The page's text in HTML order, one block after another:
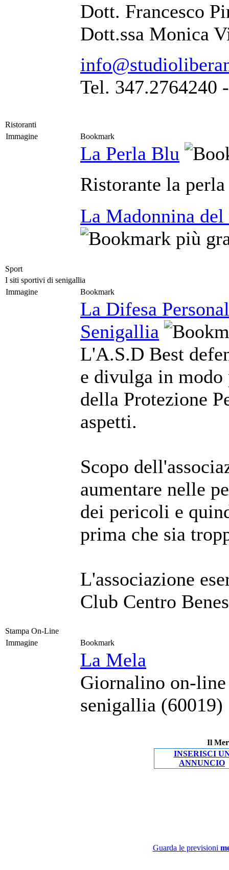
Dott. Francesco
Dott.ssa Monica
Tel. 347.2764240
Ristoranti
Immagine
Bookmark
La Perla Blu
Ristorante la
La Madonnina del
Sport
I siti sportivi di senigallia
Immagine
Bookmark
La Difesa
Senigallia
L'A.S.D Best
e divulga in
della Protezione
aspetti.
Scopo
aumentare nelle
dei pericoli e
prima che sia
L'associazione
Club Centro
Stampa On-Line
Immagine
Bookmark
La Mela
Giornalino on-
senigallia (60019)
Il
INSERISCI
ANNUNCIO
Guarda le previsioni